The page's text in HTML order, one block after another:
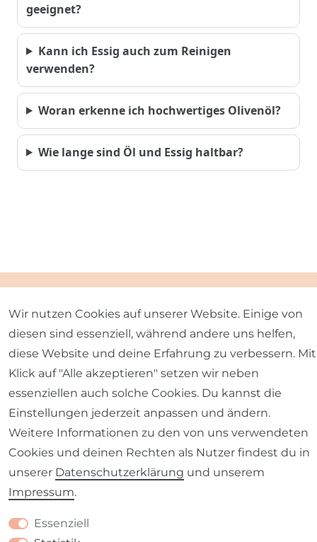
geeignet?
Kann ich Essig auch zum Reinigen
verwenden?
Woran erkenne ich hochwertiges Olivenöl?
Wie lange sind Öl und Essig haltbar?
Falls du noch Fragen oder Beratungsbedarf hast,
nutze das Kontaktformular oder schreibe uns
eine Mail.
Wir nutzen Cookies auf unserer Website. Einige von
diesen sind essenziell, während andere uns helfen,
diese Website und deine Erfahrung zu verbessern. Mit
Klick auf "Alle akzeptieren" setzen wir neben
essenziellen auch solche Cookies. Du kannst die
Einstellungen jederzeit anpassen und ändern.
Weitere Informationen zu den von uns verwendeten
Cookies und deinen Rechten als Nutzer findest du in
unserer Daten­schutz­erklärung und unserem
Impressum.
Essenziell